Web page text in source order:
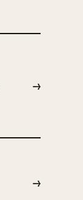
→
→